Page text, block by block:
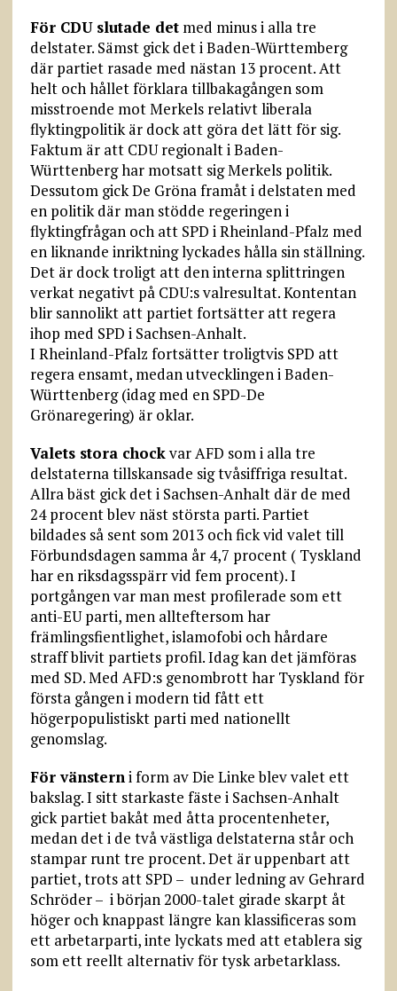
För CDU slutade detmed minus i alla tre
delstater. Sämst gick det i Baden-Württemberg
där partiet rasade med nästan 13 procent. Att
helt och hållet förklara tillbakagången som
misstroende mot Merkels relativt liberala
flyktingpolitik är dock att göra det lätt för sig.
Faktum är att CDU regionalt i Baden-
Württenberg har motsatt sig Merkels politik.
Dessutom gick De Gröna framåt i delstaten med
en politik där man stödde regeringen i
flyktingfrågan och att SPD i Rheinland-Pfalz med
en liknande inriktning lyckades hålla sin ställning.
Det är dock troligt att den interna splittringen
verkat negativt på CDU:s valresultat. Kontentan
blir sannolikt att partiet fortsätter att regera
ihop med SPD i Sachsen-Anhalt.
I Rheinland-Pfalz fortsätte­r troligtvis SPD att
regera ensamt, medan utvecklingen i Baden-
Württenberg (idag med en SPD-De
Grönaregering) är oklar.
Valets stora chockvar AFD som i alla tre
delstaterna tillskansade sig tvåsiffriga resultat.
Allra bäst gick det i Sachsen-Anhalt där de med
24 procent blev näst största parti. Partiet
bildades så sent som 2013 och fick vid valet till
Förbundsdagen samma år 4,7 procent ( Tyskland
har en riksdagsspärr vid fem procent). I
portgången var man mest profilerade som ett
anti-EU parti, men allteftersom har
främlingsfientlighet, islamofobi och hårdare
straff blivit partiets profil. Idag kan det jämföras
med SD. Med AFD:s genombrott har Tyskland för
första gången i modern tid fått ett
högerpopulistiskt parti med nationellt
genomslag.
För vänsterni form av Die Linke blev valet ett
bakslag. I sitt starkaste fäste i Sachsen-Anhalt
gick partiet bakåt med åtta procentenheter,
medan det i de två västliga delstaterna står och
stampar runt tre procent. Det är uppenbart att
partiet, trots att SPD – under ledning av Gehrard
Schröder – i början 2000-talet girade skarpt åt
höger och knappast längre kan klassificeras som
ett arbetarparti, inte lyckats med att etablera sig
som ett reellt alternativ för tysk arbetarklass.